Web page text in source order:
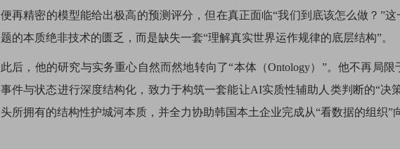
便再精密的模型能给出极高的预测评分，但在真正面临“我们到底该怎么做？”
题的本质绝非技术的匮乏，而是缺失一套“理解真实世界运作规律的底层结构”。
此后，他的研究与实务重心自然而然地转向了“本体（Ontology）”。他不再局
事件与状态进行深度结构化，致力于构筑一套能让AI实质性辅助人类判断的“决
头所拥有的结构性护城河本质，并全力协助韩国本土企业完成从“看数据的组织”